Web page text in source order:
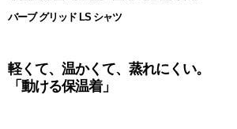
バーブ グリッド LS シャツ
軽くて、温かくて、蒸れにくい。
「動ける保温着」